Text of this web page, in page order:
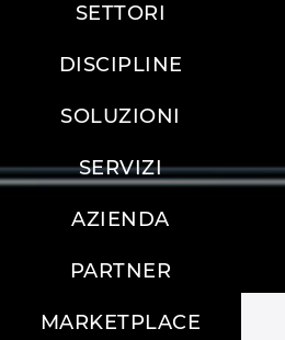
SETTORI
DISCIPLINE
SOLUZIONI
SERVIZI
AZIENDA
PARTNER
MARKETPLACE